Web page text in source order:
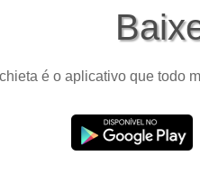
é o aplicativo que todo